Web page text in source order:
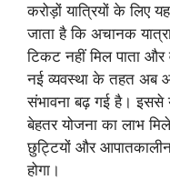
करोड़ों यात्रियों के लिए
जाता है कि अचानक
टिकट नहीं मिल पाता और
नई व्यवस्था के तहत अब
संभावना बढ़ गई है। इससे
बेहतर योजना का लाभ
छुट्टियों और आपातकालीन
होगा।